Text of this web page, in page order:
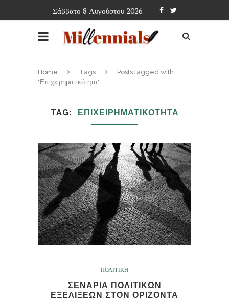
Σάββατο 8 Αυγούστου 2026
Home Tags
Posts tagged with
"Επιχειρηματικότητα"
TAG ΕΠΙΧΕΙΡΗΜΑΤΙΚΟΤΗΤΑ
ΠΟΛΙΤΙΚΗ
ΣΕΝΑΡΙΑ ΠΟΛΙΤΙΚΩΝ
ΕΞΕΛΙΞΕΩΝ ΣΤΟΝ ΟΡΙΖΟΝΤΑ